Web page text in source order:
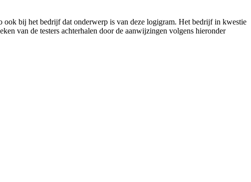
ook bij het bedrijf dat onderwerp is van deze logigram. Het bedrijf in kwestie
van de testers achterhalen door de aanwijzingen volgens hieronder